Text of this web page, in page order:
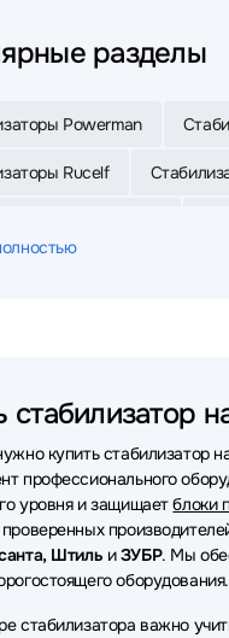
разделы
Powerman
Rucelf
стабилизатор
купить стабилизатор
профессионального
уровня и защищаетблоки
Штиль иЗУБР. Мы
оборудования.
стабилизатора важно